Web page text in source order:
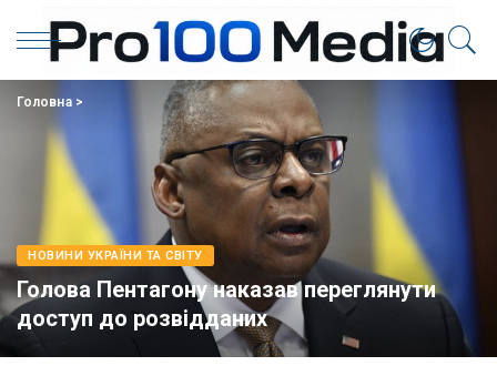
Головна>
НОВИНИ УКРАЇНИ ТА СВІТУ
Голова Пентагону наказав переглянути
доступ до розвідданих